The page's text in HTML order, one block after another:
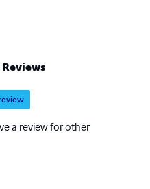
a review for other